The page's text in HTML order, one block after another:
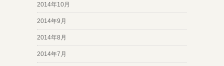
2014年10月
2014年9月
2014年8月
2014年7月